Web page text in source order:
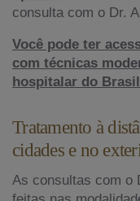
consulta com o Dr.
Você pode ter
com técnicas
hospitalar do
Tratamento à
cidades e no
As consultas com o